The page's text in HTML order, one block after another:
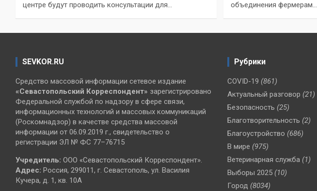
центре будут проводить консультации для…
объединения фермерам…
SEVKOR.RU
Средство массовой информации сетевое издание
«Севастопольский Корреспондент» зарегистрировано
Федеральной службой по надзору в сфере связи,
информационных технологий и массовых коммуникаций
(Роскомнадзор) в качестве средства массовой
информации от 06.09.2019 г., свидетельство о
регистрации ЭЛ № ФС 77–76715
Учредитель: ООО «Севастопольский Корреспондент».
Адрес: Россия, 299011, г. Севастополь, ул. Василия
Кучера, д. 1, кв. 10А
Рубрики
COVID-19 (861)
Актуальный разговор (21)
Безопасность (25)
Благотворительность (2)
Благоустройство (686)
В мире (975)
Ветеринарная служба (1)
Выборы 2025 (10)
Город (8034)